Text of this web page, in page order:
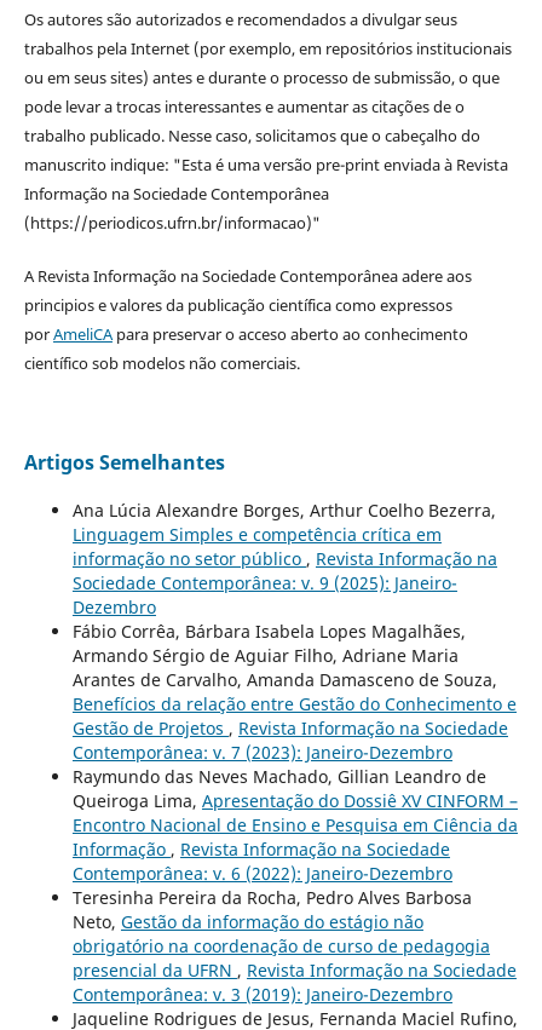
Os autores são autorizados e recomendados a divulgar seus
trabalhos pela Internet (por exemplo, em repositórios institucionais
ou em seus sites) antes e durante o processo de submissão, o que
pode levar a trocas interessantes e aumentar as citações de o
trabalho publicado. Nesse caso, solicitamos que o cabeçalho do
manuscrito indique: "Esta é uma versão pre-print enviada à Revista
Informação na Sociedade Contemporânea
(https://periodicos.ufrn.br/informacao)"
A Revista Informação na Sociedade Contemporânea adere aos
principios e valores da publicação científica como expressos
porAmeliCApara preservar o acceso aberto ao conhecimento
científico sob modelos não comerciais.
Artigos Semelhantes
Ana Lúcia Alexandre Borges, Arthur Coelho Bezerra,
Linguagem Simples e competência crítica em
informação no setor público , Revista Informação na
Sociedade Contemporânea: v. 9 (2025): Janeiro-
Dezembro
Fábio Corrêa, Bárbara Isabela Lopes Magalhães,
Armando Sérgio de Aguiar Filho, Adriane Maria
Arantes de Carvalho, Amanda Damasceno de Souza,
Benefícios da relação entre Gestão do Conhecimento e
Gestão de Projetos , Revista Informação na Sociedade
Contemporânea: v. 7 (2023): Janeiro-Dezembro
Raymundo das Neves Machado, Gillian Leandro de
Queiroga Lima, Apresentação do Dossiê XV CINFORM –
Encontro Nacional de Ensino e Pesquisa em Ciência da
Informação , Revista Informação na Sociedade
Contemporânea: v. 6 (2022): Janeiro-Dezembro
Teresinha Pereira da Rocha, Pedro Alves Barbosa
Neto, Gestão da informação do estágio não
obrigatório na coordenação de curso de pedagogia
presencial da UFRN , Revista Informação na Sociedade
Contemporânea: v. 3 (2019): Janeiro-Dezembro
Jaqueline Rodrigues de Jesus, Fernanda Maciel Rufino,